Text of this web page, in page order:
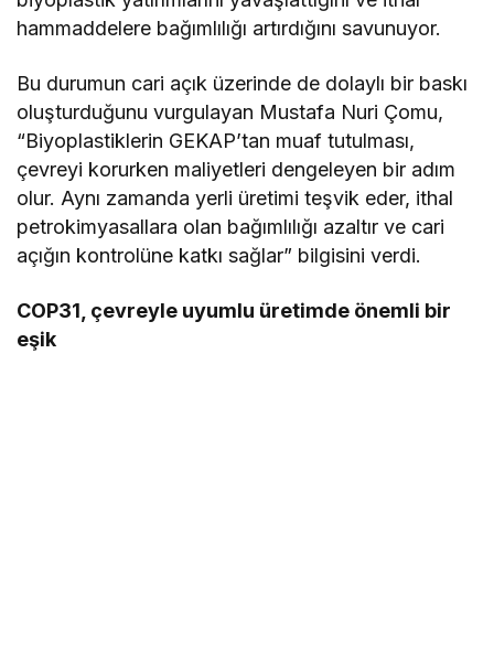
hammaddelere bağımlılığı artırdığını savunuyor.
Bu durumun cari açık üzerinde de dolaylı bir baskı
oluşturduğunu vurgulayan Mustafa Nuri Çomu,
“Biyoplastiklerin GEKAP’tan muaf tutulması,
çevreyi korurken maliyetleri dengeleyen bir adım
olur. Aynı zamanda yerli üretimi teşvik eder, ithal
petrokimyasallara olan bağımlılığı azaltır ve cari
açığın kontrolüne katkı sağlar” bilgisini verdi.
COP31, çevreyle uyumlu üretimde önemli bir
eşik